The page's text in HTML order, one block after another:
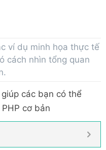
ví dụ minh họa thực tế
cách nhìn tổng quan
các bạn có thể
cơ bản